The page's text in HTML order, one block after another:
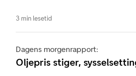
3 min lesetid
Dagens morgenrapport:
Oljepris stiger,